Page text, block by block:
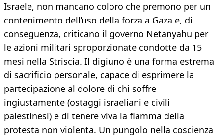
Israele, non mancano coloro che premono per un
contenimento dell’uso della forza a Gaza e, di
conseguenza, criticano il governo Netanyahu per
le azioni militari sproporzionate condotte da 15
mesi nella Striscia. Il digiuno è una forma estrema
di sacrificio personale, capace di esprimere la
partecipazione al dolore di chi soffre
ingiustamente (ostaggi israeliani e civili
palestinesi) e di tenere viva la fiamma della
protesta non violenta. Un pungolo nella coscienza